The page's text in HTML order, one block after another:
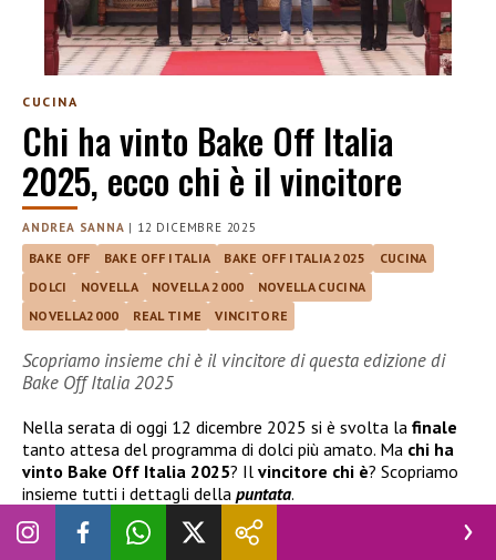
CUCINA
Chi ha vinto Bake Off Italia
2025, ecco chi è il vincitore
ANDREA SANNA | 12 DICEMBRE 2025
BAKE OFF BAKE OFF ITALIA BAKE OFF ITALIA 2025
CUCINA
DOLCI
NOVELLA NOVELLA 2000
NOVELLA CUCINA
NOVELLA2000
REAL TIME VINCITORE
Scopriamo insieme chi è il vincitore di questa edizione di
Bake Off Italia 2025
Nella serata di oggi 12 dicembre 2025 si è svolta la finale
tanto attesa del programma di dolci più amato. Ma chi ha
vinto Bake Off Italia 2025? Il vincitore chi è? Scopriamo
insieme tutti i dettagli della puntata.
Bake Off Italia chi ha vinto